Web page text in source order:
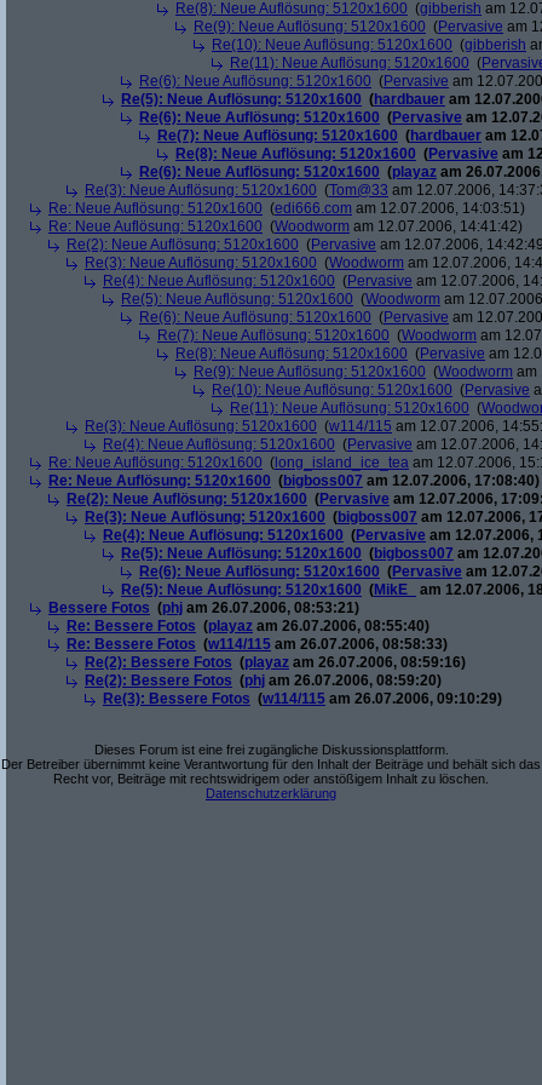
Re(8): Neue Auflösung: 5120x1600 (gibberish am
Re(9): Neue Auflösung: 5120x1600 (Pervasive am
Re(10): Neue Auflösung: 5120x1600 (gibberish
Re(11): Neue Auflösung: 5120x1600 (
Re(6): Neue Auflösung: 5120x1600 (Pervasive am
Re(5): Neue Auflösung: 5120x1600 (hardbauer am
Re(6): Neue Auflösung: 5120x1600 (Pervasive am
Re(7): Neue Auflösung: 5120x1600 (hardbauer am
Re(8): Neue Auflösung: 5120x1600 (Pervasive am
Re(6): Neue Auflösung: 5120x1600 (playaz am
Re(3): Neue Auflösung: 5120x1600 (Tom@33 am 12.07.2006,
Re: Neue Auflösung: 5120x1600 (edi666.com am 12.07.2006, 14:03:51)
Re: Neue Auflösung: 5120x1600 (Woodworm am 12.07.2006, 14:41:42)
Re(2): Neue Auflösung: 5120x1600 (Pervasive am 12.07.2006,
Re(3): Neue Auflösung: 5120x1600 (Woodworm am 12.07.2006,
Re(4): Neue Auflösung: 5120x1600 (Pervasive am 12.07.2006,
Re(5): Neue Auflösung: 5120x1600 (Woodworm am
Re(6): Neue Auflösung: 5120x1600 (Pervasive am
Re(7): Neue Auflösung: 5120x1600 (Woodworm am
Re(8): Neue Auflösung: 5120x1600 (Pervasive am
Re(9): Neue Auflösung: 5120x1600 (Woodworm am
Re(10): Neue Auflösung: 5120x1600 (Pervasive
Re(11): Neue Auflösung: 5120x1600 (
Re(3): Neue Auflösung: 5120x1600 (w114/115 am 12.07.2006,
Re(4): Neue Auflösung: 5120x1600 (Pervasive am 12.07.2006,
Re: Neue Auflösung: 5120x1600 ( long_island_ice_tea am 12.07.2006,
Re: Neue Auflösung: 5120x1600 (bigboss007 am 12.07.2006, 17:08:40)
Re(2): Neue Auflösung: 5120x1600 (Pervasive am 12.07.2006,
Re(3): Neue Auflösung: 5120x1600 (bigboss007 am 12.07.2006,
Re(4): Neue Auflösung: 5120x1600 (Pervasive am 12.07.2006,
Re(5): Neue Auflösung: 5120x1600 (bigboss007 am
Re(6): Neue Auflösung: 5120x1600 (Pervasive am
Re(5): Neue Auflösung: 5120x1600 (MikE_
am 12.07.2006,
Bessere Fotos (phj am 26.07.2006, 08:53:21)
Re: Bessere Fotos (playaz am 26.07.2006, 08:55:40)
Re: Bessere Fotos (w114/115 am 26.07.2006, 08:58:33)
Re(2): Bessere Fotos (playaz am 26.07.2006, 08:59:16)
Re(2): Bessere Fotos (phj am 26.07.2006, 08:59:20)
Re(3): Bessere Fotos (w114/115 am 26.07.2006, 09:10:29)
Dieses Forum ist eine frei zugängliche Diskussionsplattform.
Der Betreiber übernimmt keine Verantwortung für den Inhalt der Beiträge und behält sich das
Recht vor, Beiträge mit rechtswidrigem oder anstößigem Inhalt zu löschen.
Datenschutzerklärung